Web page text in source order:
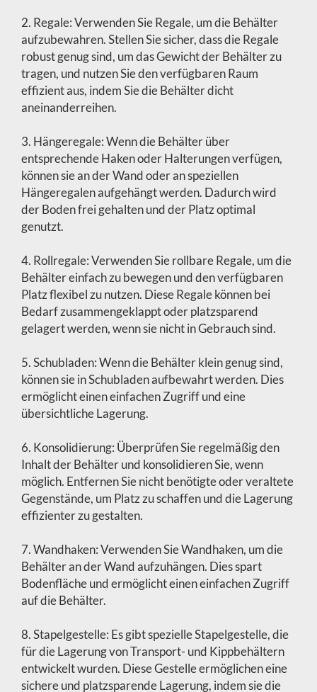
2. Regale: Verwenden Sie Regale, um die Behälter
aufzubewahren. Stellen Sie sicher, dass die Regale
robust genug sind, um das Gewicht der Behälter zu
tragen, und nutzen Sie den verfügbaren Raum
effizient aus, indem Sie die Behälter dicht
aneinanderreihen.
3. Hängeregale: Wenn die Behälter über
entsprechende Haken oder Halterungen verfügen,
können sie an der Wand oder an speziellen
Hängeregalen aufgehängt werden. Dadurch wird
der Boden frei gehalten und der Platz optimal
genutzt.
4. Rollregale: Verwenden Sie rollbare Regale, um die
Behälter einfach zu bewegen und den verfügbaren
Platz flexibel zu nutzen. Diese Regale können bei
Bedarf zusammengeklappt oder platzsparend
gelagert werden, wenn sie nicht in Gebrauch sind.
5. Schubladen: Wenn die Behälter klein genug sind,
können sie in Schubladen aufbewahrt werden. Dies
ermöglicht einen einfachen Zugriff und eine
übersichtliche Lagerung.
6. Konsolidierung: Überprüfen Sie regelmäßig den
Inhalt der Behälter und konsolidieren Sie, wenn
möglich. Entfernen Sie nicht benötigte oder veraltete
Gegenstände, um Platz zu schaffen und die Lagerung
effizienter zu gestalten.
7. Wandhaken: Verwenden Sie Wandhaken, um die
Behälter an der Wand aufzuhängen. Dies spart
Bodenfläche und ermöglicht einen einfachen Zugriff
auf die Behälter.
8. Stapelgestelle: Es gibt spezielle Stapelgestelle, die
für die Lagerung von Transport- und Kippbehältern
entwickelt wurden. Diese Gestelle ermöglichen eine
sichere und platzsparende Lagerung, indem sie die